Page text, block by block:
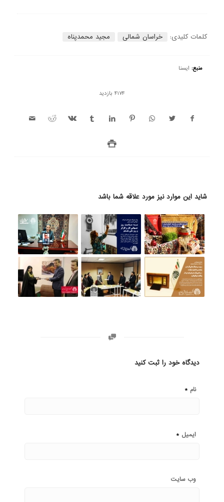
کلمات کلیدی: خراسان شمالی مجید محمدپناه
منبع: ایسنا
4174 بازدید
شاید این موارد نیز مورد علاقه شما باشد
دیدگاه خود را ثبت کنید
نام *
ایمیل *
وب‌ سایت